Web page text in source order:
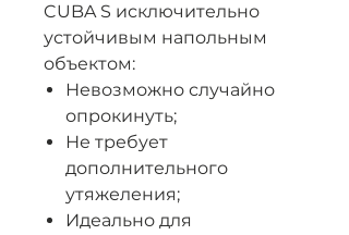
CUBA S исключительно
устойчивым напольным
объектом:
Невозможно случайно
опрокинуть;
Не требует
дополнительного
утяжеления;
Идеально для